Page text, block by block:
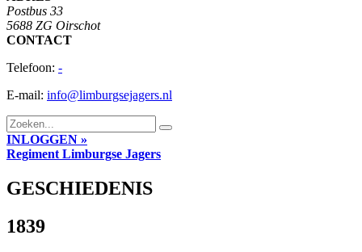
Postbus 33
5688 ZG Oirschot
CONTACT
Telefoon: -
E-mail: info@limburgsejagers.nl
INLOGGEN »
Regiment Limburgse Jagers
GESCHIEDENIS
1839